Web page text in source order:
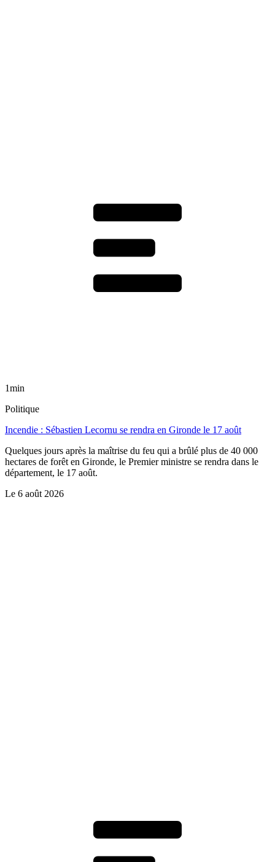
1min
Politique
Incendie : Sébastien Lecornu se rendra en Gironde le 17 août
Quelques jours après la maîtrise du feu qui a brûlé plus de 40 000
hectares de forêt en Gironde, le Premier ministre se rendra dans le
département, le 17 août.
Le 6 août 2026